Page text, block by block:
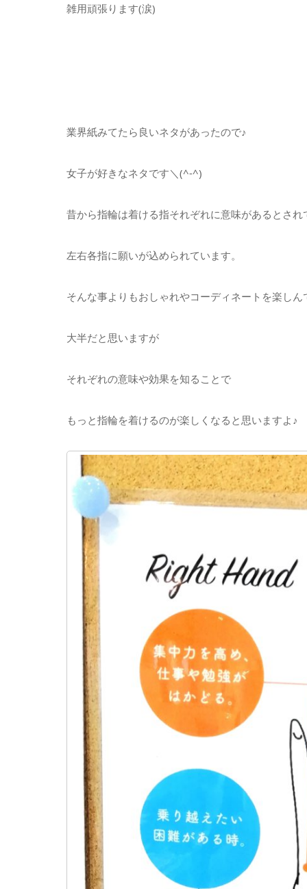
雑用頑張ります(涙)
業界紙みてたら良いネタがあったので♪
女子が好きなネタです＼(^-^)
昔から指輪は着ける指それぞれに意味があるとされ
左右各指に願いが込められています。
そんな事よりもおしゃれやコーディネートを楽し
大半だと思いますが
それぞれの意味や効果を知ることで
もっと指輪を着けるのが楽しくなると思いますよ♪